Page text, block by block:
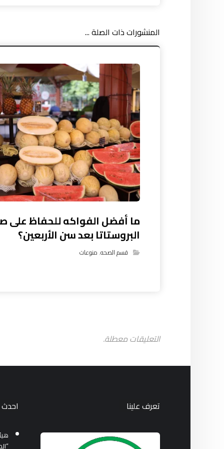
المنشورات ذات الصلة ...
ما أفضل الفواكه للحفاظ على
البروستاتا بعد سن الأربعين؟
قسم الصحه,منوعات
التعليقات معطلة.
تعرف علينا احدث